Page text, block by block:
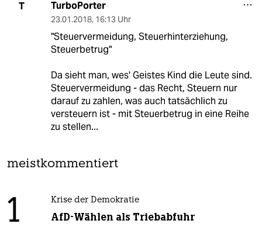
T TurboPorter
23.01.2018, 16:13 Uhr
"Steuervermeidung, Steuerhinterziehung,
Steuerbetrug"
Da sieht man, wes' Geistes Kind die Leute sind.
Steuervermeidung - das Recht, Steuern nur
darauf zu zahlen, was auch tatsächlich zu
versteuern ist - mit Steuerbetrug in eine Reihe
zu stellen...
meistkommentiert
1 Krise der Demokratie
AfD-Wählen als Triebabfuhr